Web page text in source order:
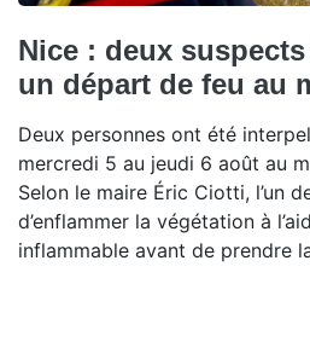
Nice : deux
un départ de feu au
Deux personnes ont été
mercredi 5 au jeudi 6 août au
Selon le maire Éric Ciotti, l’un
d’enflammer la végétation à
inflammable avant de prendre